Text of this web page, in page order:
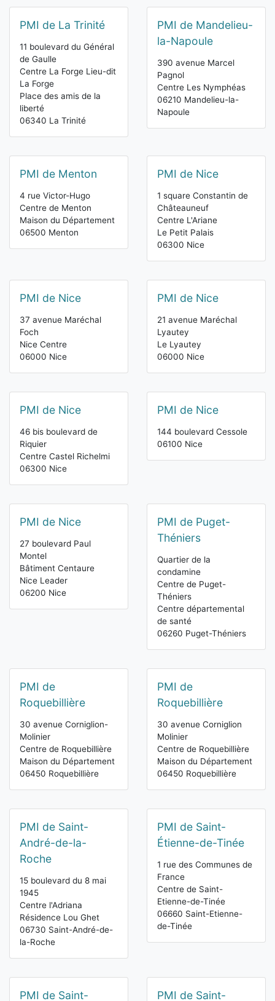
PMI de La Trinité
11 boulevard du Général
de Gaulle
Centre La Forge Lieu-dit
La Forge
Place des amis de la
liberté
06340 La Trinité
PMI de Mandelieu-
la-Napoule
390 avenue Marcel
Pagnol
Centre Les Nymphéas
06210 Mandelieu-la-
Napoule
PMI de Menton
4 rue Victor-Hugo
Centre de Menton
Maison du Département
06500 Menton
PMI de Nice
1 square Constantin de
Châteauneuf
Centre L'Ariane
Le Petit Palais
06300 Nice
PMI de Nice
37 avenue Maréchal
Foch
Nice Centre
06000 Nice
PMI de Nice
21 avenue Maréchal
Lyautey
Le Lyautey
06000 Nice
PMI de Nice
46 bis boulevard de
Riquier
Centre Castel Richelmi
06300 Nice
PMI de Nice
144 boulevard Cessole
06100 Nice
PMI de Nice
27 boulevard Paul
Montel
Bâtiment Centaure
Nice Leader
06200 Nice
PMI de Puget-
Théniers
Quartier de la
condamine
Centre de Puget-
Théniers
Centre départemental
de santé
06260 Puget-Théniers
PMI de
Roquebillière
30 avenue Corniglion-
Molinier
Centre de Roquebillière
Maison du Département
06450 Roquebillière
PMI de
Roquebillière
30 avenue Corniglion
Molinier
Centre de Roquebillière
Maison du Département
06450 Roquebillière
PMI de Saint-
André-de-la-
Roche
15 boulevard du 8 mai
1945
Centre l'Adriana
Résidence Lou Ghet
06730 Saint-André-de-
la-Roche
PMI de Saint-
Étienne-de-Tinée
1 rue des Communes de
France
Centre de Saint-
Etienne-de-Tinée
06660 Saint-Etienne-
de-Tinée
PMI de Saint- PMI de Saint-